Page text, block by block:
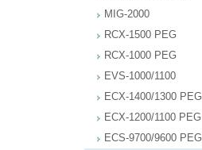
MIG-2000
RCX-1500 PEG
RCX-1000 PEG
EVS-1000/1100
ECX-1400/1300 PEG
ECX-1200/1100 PEG
ECS-9700/9600 PEG